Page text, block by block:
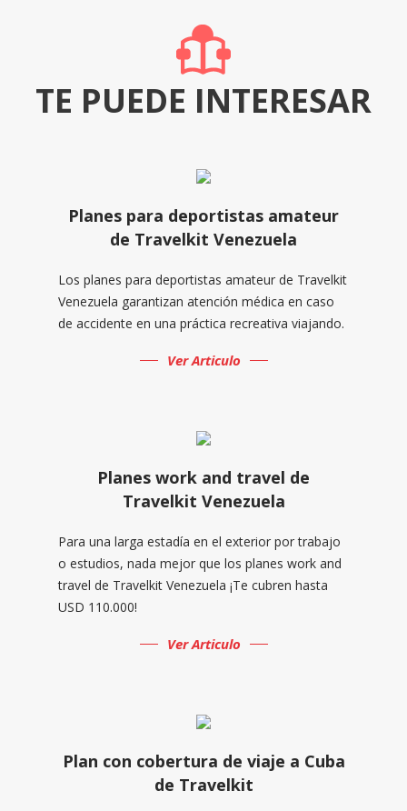
TE PUEDE INTERESAR
Planes para deportistas amateur
de Travelkit Venezuela
Los planes para deportistas amateur de Travelkit
Venezuela garantizan atención médica en caso
de accidente en una práctica recreativa viajando.
Ver Articulo
Planes work and travel de
Travelkit Venezuela
Para una larga estadía en el exterior por trabajo
o estudios, nada mejor que los planes work and
travel de Travelkit Venezuela ¡Te cubren hasta
USD 110.000!
Ver Articulo
Plan con cobertura de viaje a Cuba
de Travelkit